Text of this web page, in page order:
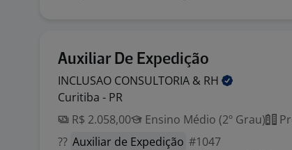
Auxiliar De Expedição
INCLUSAO CONSULTORIA & RH
Curitiba - PR
R$ 2.058,00
Ensino Médio (2º Grau)
?? Auxiliar de Expedição #1047